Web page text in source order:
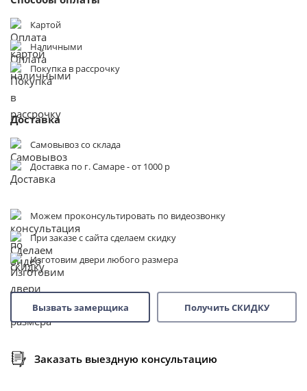
Можем проконсультировать по видеозвонку
При заказе с сайта сделаем скидку
Изготовим двери любого размера
Вызвать замерщика Получить СКИДКУ
Заказать выездную консультацию
Картой
Наличными
Покупка в рассрочку
Доставка
Самовывоз со склада
Доставка по г. Самаре - от 1000 р